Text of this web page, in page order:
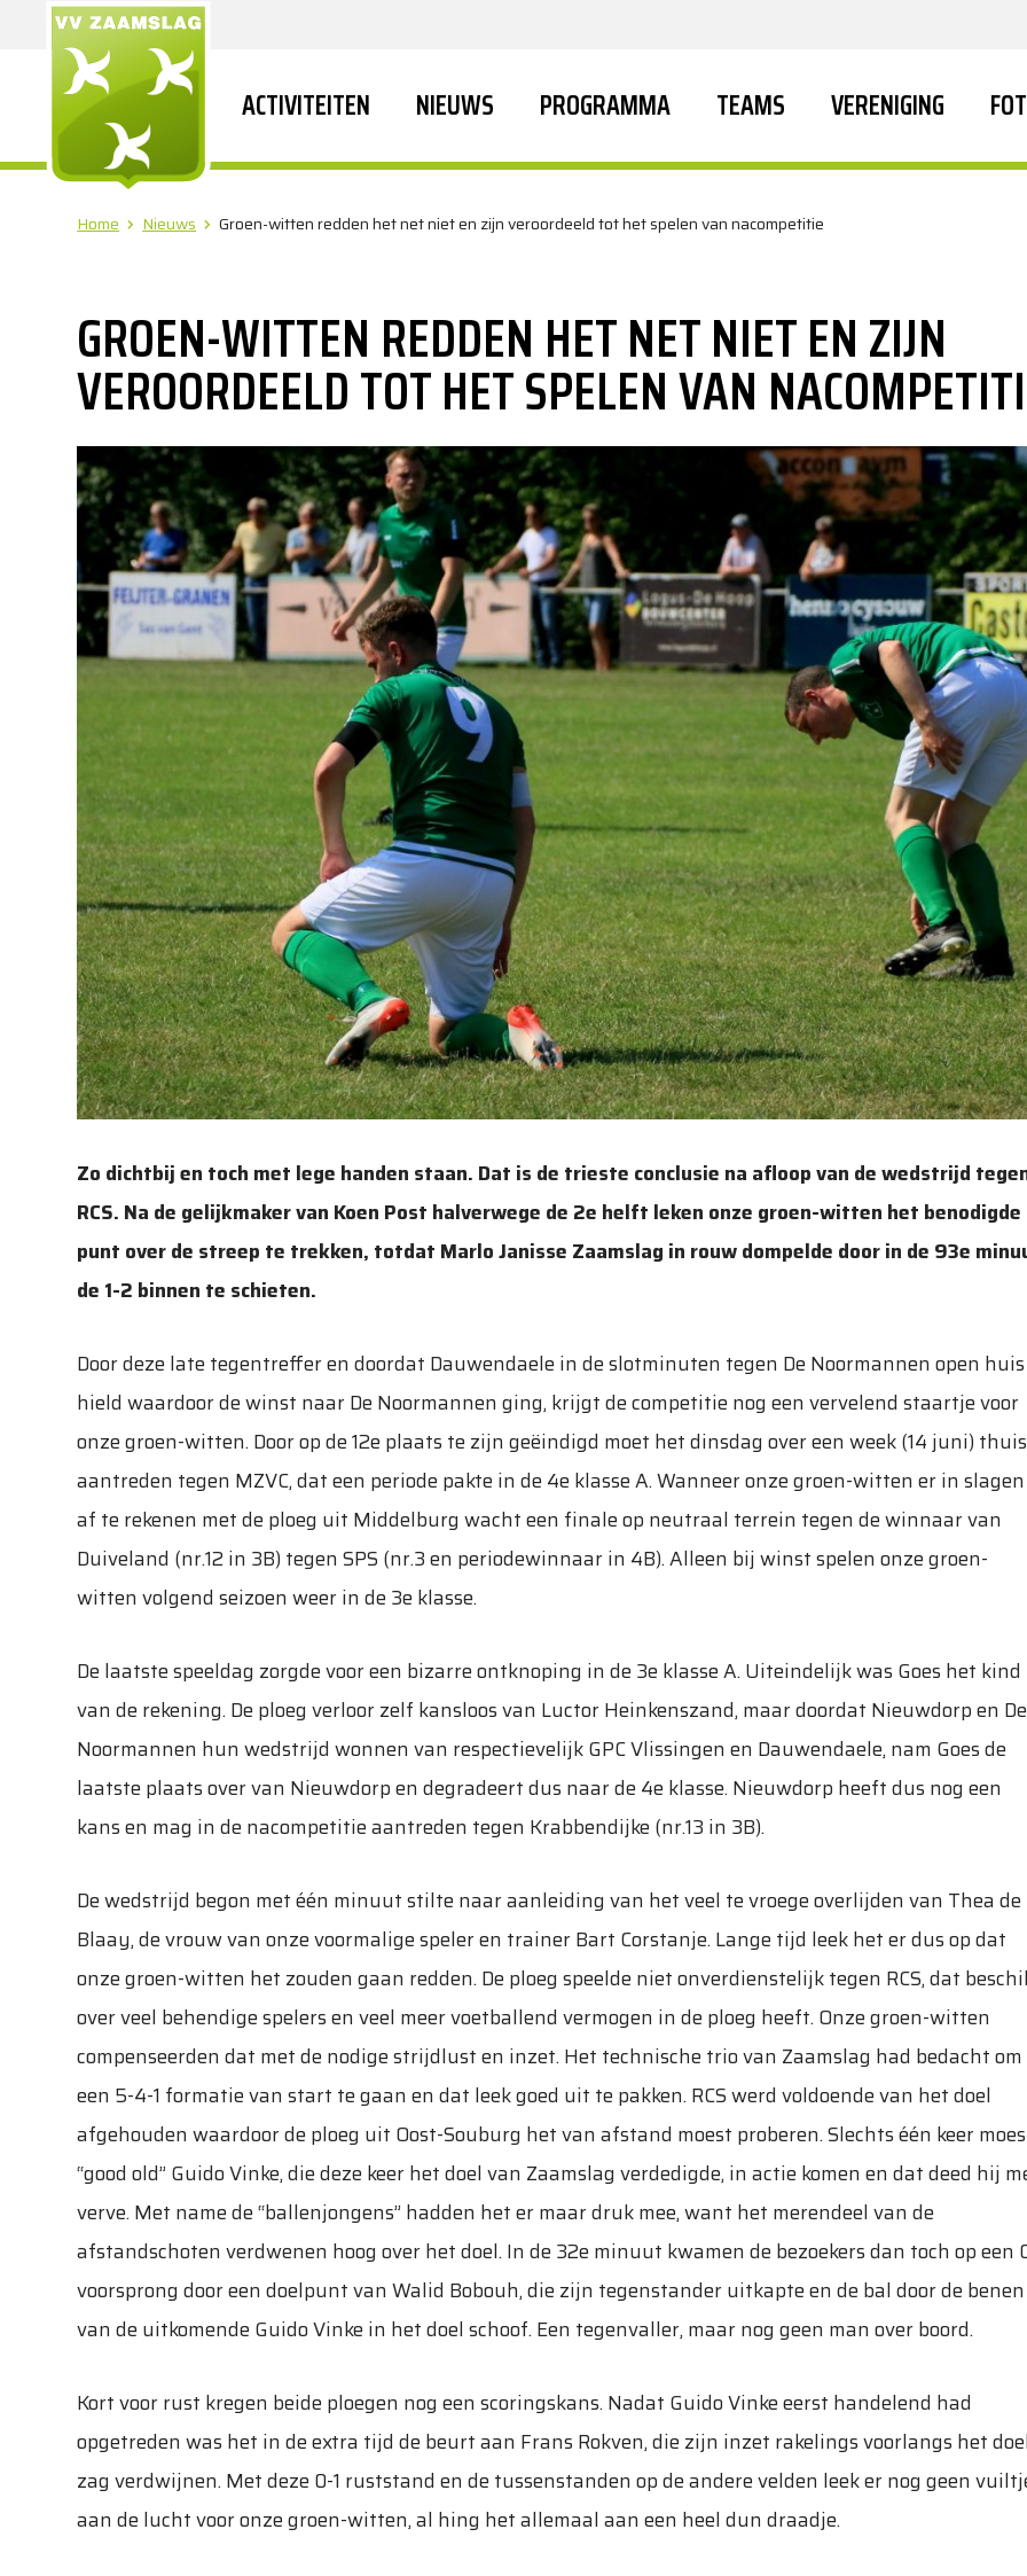
ACTIVITEITEN NIEUWS PROGRAMMA TEAMS VERENIGING
Home Nieuws Groen-witten redden het net niet en zijn veroordeeld tot het spelen van nacompetitie
GROEN-WITTEN REDDEN HET NET NIET EN ZIJN
VEROORDEELD TOT HET SPELEN VAN
Zo dichtbij en toch met lege handen staan. Dat is de trieste conclusie na afloop van de wedstrijd
RCS. Na de gelijkmaker van Koen Post halverwege de 2e helft leken onze groen-witten het benodigde
punt over de streep te trekken, totdat Marlo Janisse Zaamslag in rouw dompelde door in de 93e
de 1-2 binnen te schieten.
Door deze late tegentreffer en doordat Dauwendaele in de slotminuten tegen De Noormannen open huis
hield waardoor de winst naar De Noormannen ging, krijgt de competitie nog een vervelend staartje voor
onze groen-witten. Door op de 12e plaats te zijn geëindigd moet het dinsdag over een week (14 juni) thuis
aantreden tegen MZVC, dat een periode pakte in de 4e klasse A. Wanneer onze groen-witten er in slagen
af te rekenen met de ploeg uit Middelburg wacht een finale op neutraal terrein tegen de winnaar van
Duiveland (nr.12 in 3B) tegen SPS (nr.3 en periodewinnaar in 4B). Alleen bij winst spelen onze groen-
witten volgend seizoen weer in de 3e klasse.
De laatste speeldag zorgde voor een bizarre ontknoping in de 3e klasse A. Uiteindelijk was Goes het kind
van de rekening. De ploeg verloor zelf kansloos van Luctor Heinkenszand, maar doordat Nieuwdorp en De
Noormannen hun wedstrijd wonnen van respectievelijk GPC Vlissingen en Dauwendaele, nam Goes de
laatste plaats over van Nieuwdorp en degradeert dus naar de 4e klasse. Nieuwdorp heeft dus nog een
kans en mag in de nacompetitie aantreden tegen Krabbendijke (nr.13 in 3B).
De wedstrijd begon met één minuut stilte naar aanleiding van het veel te vroege overlijden van Thea de
Blaay, de vrouw van onze voormalige speler en trainer Bart Corstanje. Lange tijd leek het er dus op dat
onze groen-witten het zouden gaan redden. De ploeg speelde niet onverdienstelijk tegen RCS, dat
over veel behendige spelers en veel meer voetballend vermogen in de ploeg heeft. Onze groen-witten
compenseerden dat met de nodige strijdlust en inzet. Het technische trio van Zaamslag had bedacht
een 5-4-1 formatie van start te gaan en dat leek goed uit te pakken. RCS werd voldoende van het doel
afgehouden waardoor de ploeg uit Oost-Souburg het van afstand moest proberen. Slechts één keer
“good old” Guido Vinke, die deze keer het doel van Zaamslag verdedigde, in actie komen en dat deed hij
verve. Met name de “ballenjongens” hadden het er maar druk mee, want het merendeel van de
afstandschoten verdwenen hoog over het doel. In de 32e minuut kwamen de bezoekers dan toch op een
voorsprong door een doelpunt van Walid Bobouh, die zijn tegenstander uitkapte en de bal door de benen
van de uitkomende Guido Vinke in het doel schoof. Een tegenvaller, maar nog geen man over boord.
Kort voor rust kregen beide ploegen nog een scoringskans. Nadat Guido Vinke eerst handelend had
opgetreden was het in de extra tijd de beurt aan Frans Rokven, die zijn inzet rakelings voorlangs het
zag verdwijnen. Met deze 0-1 ruststand en de tussenstanden op de andere velden leek er nog geen
aan de lucht voor onze groen-witten, al hing het allemaal aan een heel dun draadje.